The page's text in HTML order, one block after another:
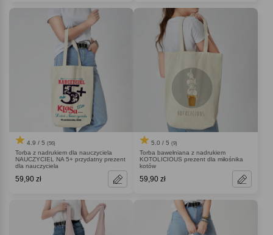
4.9 / 5 (56)
Torba z nadrukiem dla nauczyciela
NAUCZYCIEL NA 5+ przydatny prezent
dla nauczyciela
59,90 zł
5.0 / 5 (9)
Torba bawełniana z nadrukiem
KOTOLICIOUS prezent dla miłośnika
kotów
59,90 zł